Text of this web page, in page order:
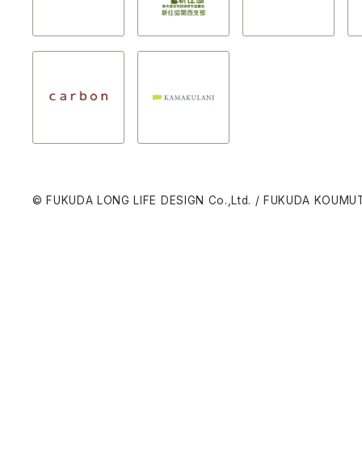
© FUKUDA LONG LIFE DESIGN Co.,Ltd. / FUKUDA